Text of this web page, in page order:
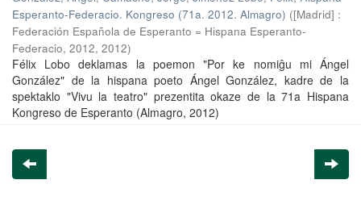
Esperanto-Federacio. Kongreso (71a. 2012. Almagro) ([Madrid] :
Federación Española de Esperanto = Hispana Esperanto-
Federacio, 2012, 2012)
Félix Lobo deklamas la poemon "Por ke nomiĝu mi Ángel
González" de la hispana poeto Ángel González, kadre de la
spektaklo "Vivu la teatro" prezentita okaze de la 71a Hispana
Kongreso de Esperanto (Almagro, 2012)